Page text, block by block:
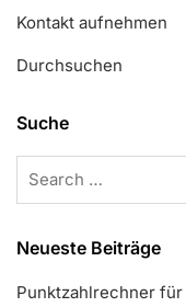
Kontakt aufnehmen
Durchsuchen
Suche
Neueste Beiträge
Punktzahlrechner